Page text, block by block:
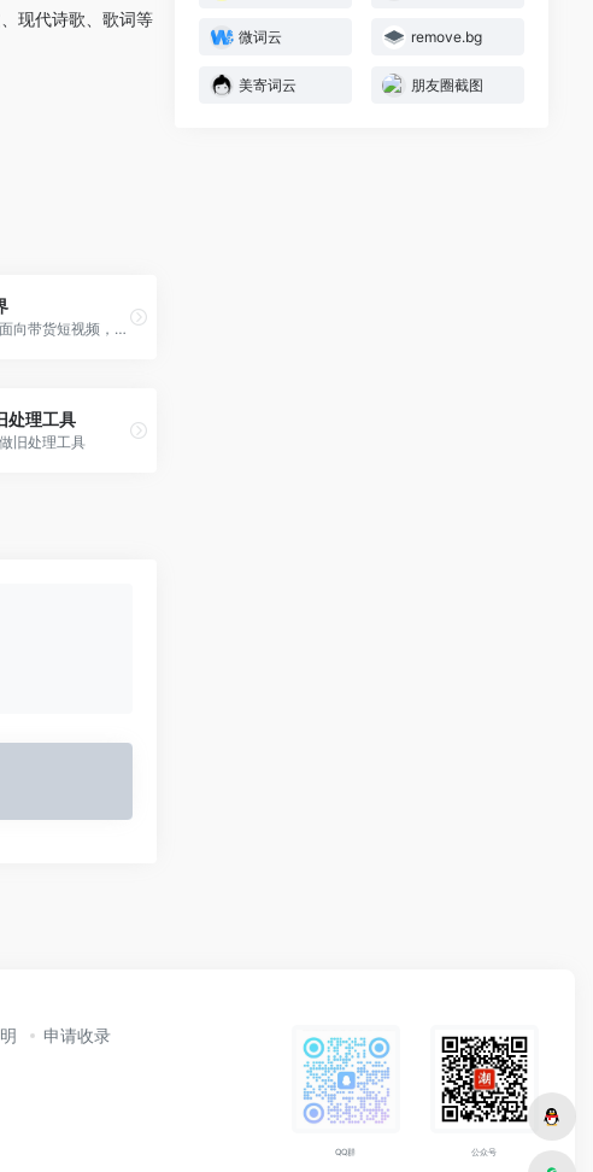
现代诗歌、歌词等
声动视界面向带货短视频，支持视频翻译、文本转语音、视频配音功能，有大量高品质适合带货口播的音频，支持100+语言翻译，AI让你快速找到全世界的买家。
处理工具
旧处理工具
微词云 remove.bg
美寄词云 朋友圈截图
申请收录
QQ群 公众号